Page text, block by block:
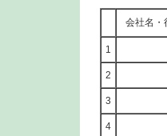
会社名・
1
2
3
4